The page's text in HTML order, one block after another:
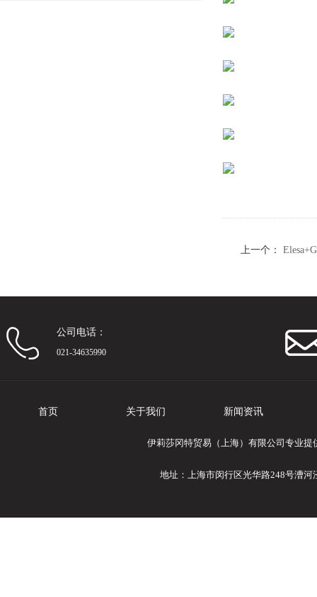
上一个：
公司电话：
021-34635990
首页 关于我们 新闻资讯
伊莉莎冈特贸易（上海）有限公司专业提
地址：上海市闵行区光华路248号漕